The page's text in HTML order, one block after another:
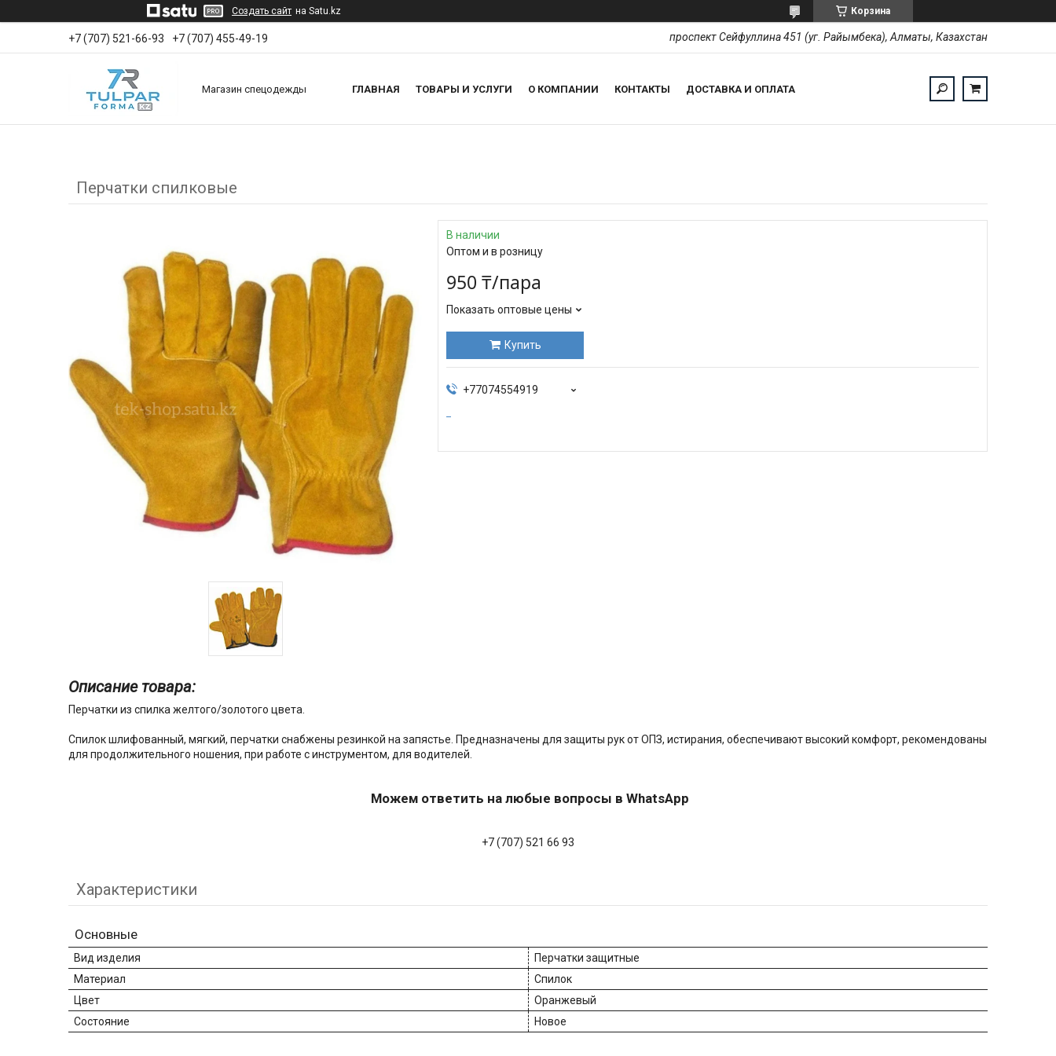
Создать сайт на Satu.kz Корзина
+7 (707) 521-66-93 +7 (707) 455-49-19 проспект Сейфуллина 451 (уг. Райымбека), Алматы, Казахстан
Магазин спецодежды ГЛАВНАЯ ТОВАРЫ И УСЛУГИ О КОМПАНИИ КОНТАКТЫ ДОСТАВКА И ОПЛАТА
Перчатки спилковые
В наличии
Оптом и в розницу
950 ₸/пара
Показать оптовые цены
Купить
+77074554919
Описание товара:
Перчатки из спилка желтого/золотого цвета.
Спилок шлифованный, мягкий, перчатки снабжены резинкой на запястье. Предназначены для защиты рук от ОПЗ, истирания, обеспечивают высокий комфорт, рекомендованы
для продолжительного ношения, при работе с инструментом, для водителей.
Можем ответить на любые вопросы в WhatsApp
+7 (707) 521 66 93
Характеристики
Основные
Вид изделия
Перчатки защитные
Материал
Спилок
Цвет
Оранжевый
Состояние
Новое